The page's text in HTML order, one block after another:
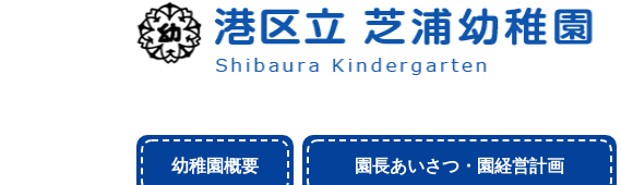
幼稚園概要 園長あいさつ・園経営計画